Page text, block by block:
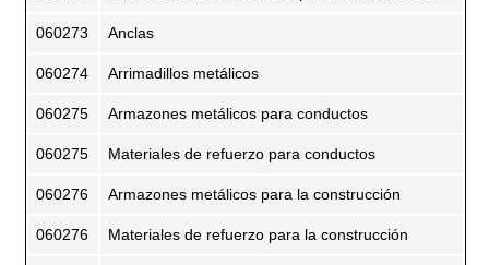
060273 Anclas
060274 Arrimadillos metálicos
060275 Armazones metálicos para conductos
060275 Materiales de refuerzo para conductos
060276 Armazones metálicos para la construcción
060276 Materiales de refuerzo para la construcción